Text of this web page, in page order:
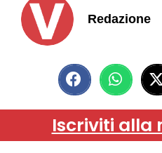
Redazione
Iscriviti alla